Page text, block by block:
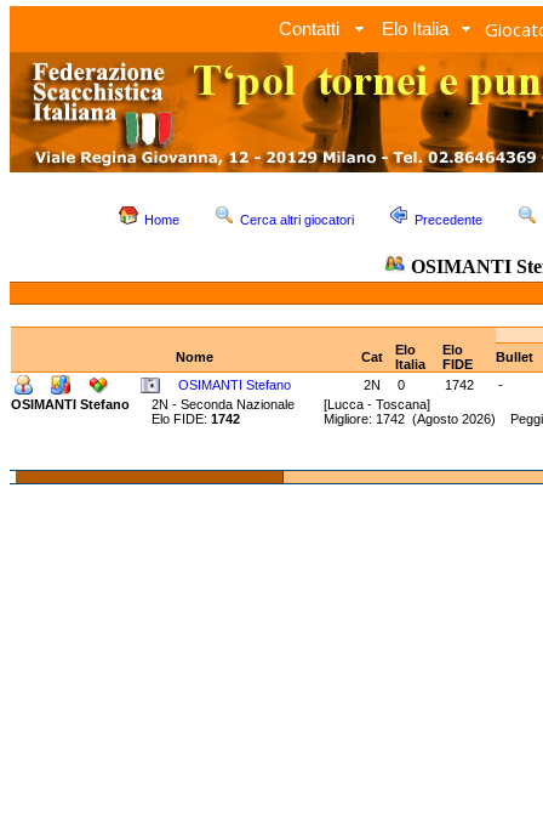
Contatti Elo Italia
Home Cerca altri giocatori Precedente
OSIMANTI
Nome Cat
Elo
Italia
Elo
FIDE
Bullet
OSIMANTI Stefano
2N 0 1742
-
OSIMANTI Stefano
2N - Seconda Nazionale [Lucca - Toscana]
Elo FIDE: 1742 Migliore: 1742 (Agosto 2026)